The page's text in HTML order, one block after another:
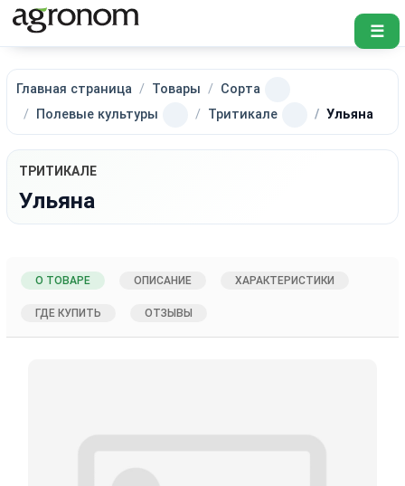
☰
Главная страница Товары
Сорта
Полевые культуры
Тритикале Ульяна
ТРИТИКАЛЕ
Ульяна
О ТОВАРЕ ОПИСАНИЕ ХАРАКТЕРИСТИКИ
ГДЕ КУПИТЬ ОТЗЫВЫ